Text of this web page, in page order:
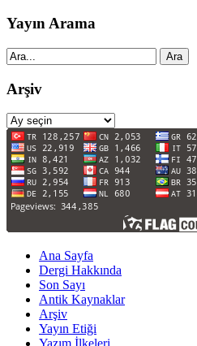
Yayın Arama
Ara
Arşiv
Arşiv
Ana Sayfa
Dergi Hakkında
Son Sayı
Antik Kaynaklar
Arşiv
Yayın Etiği